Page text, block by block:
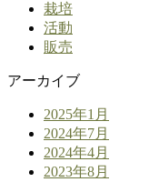
栽培
活動
販売
アーカイブ
2025年1月
2024年7月
2024年4月
2023年8月